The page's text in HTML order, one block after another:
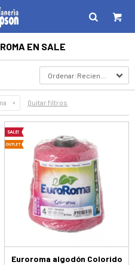
EN SALE
Recientes
Quitar filtros
Euroroma algodón Colorido